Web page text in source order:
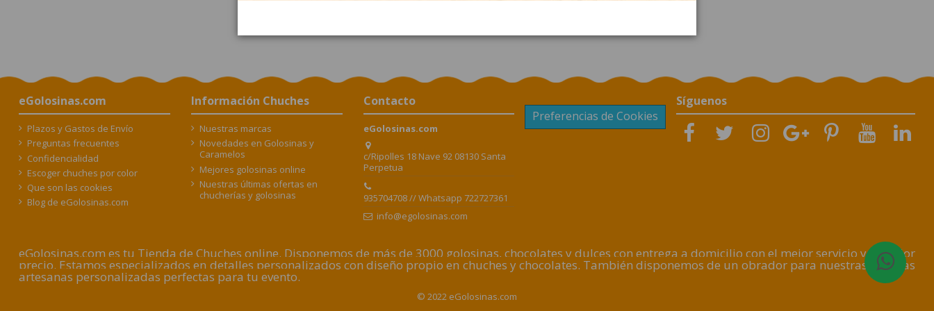
eGolosinas.com
Plazos y Gastos de Envío
Preguntas frecuentes
Confidencialidad
Escoger chuches por color
Que son las cookies
Blog de eGolosinas.com
Información Chuches
Nuestras marcas
Novedades en Golosinas y
Caramelos
Mejores golosinas online
Nuestras últimas ofertas en
chucherías y golosinas
Contacto
eGolosinas.com
c/Ripolles 18 Nave 92 08130 Santa
Perpetua
935704708 // Whatsapp 722727361
info@egolosinas.com
Preferencias de Cookies
Síguenos
eGolosinas.com es tu Tienda de Chuches online. Disponemos de más de 3000 golosinas, chocolates y dulces con entrega a domicilio con el mejor servicio y al mejor
precio. Estamos especializados en detalles personalizados con diseño propio en chuches y chocolates. También disponemos de un obrador para nuestras Galletas
artesanas personalizadas perfectas para tu evento.
© 2022 eGolosinas.com